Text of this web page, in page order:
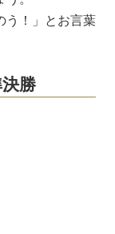
う！」とお言葉
勝